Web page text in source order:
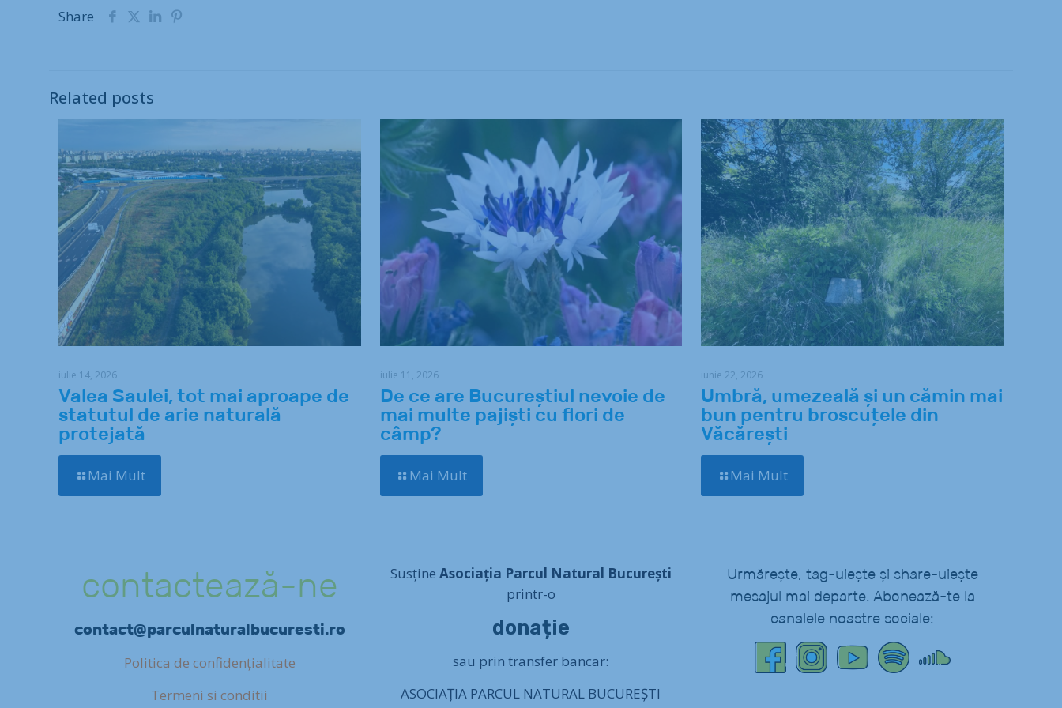
Share
Related posts
iulie 14, 2026
Valea Saulei, tot mai aproape de
statutul de arie naturală
protejată
Mai Mult
iulie 11, 2026
De ce are Bucureștiul nevoie de
mai multe pajiști cu flori de
câmp?
Mai Mult
iunie 22, 2026
Umbră, umezeală și un cămin mai
bun pentru broscuțele din
Văcărești
Mai Mult
contactează-ne
contact@parculnaturalbucuresti.ro
Politica de confidențialitate
Termeni si conditii
Susține Asociația Parcul Natural București
printr-o
donație
sau prin transfer bancar:
ASOCIAȚIA PARCUL NATURAL BUCUREȘTI
Urmărește, tag-uiește și share-uiește
mesajul mai departe. Abonează-te la
canalele noastre sociale: